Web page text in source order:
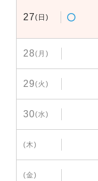
27(日)
28(月)
29(火)
30(水)
(木)
(金)